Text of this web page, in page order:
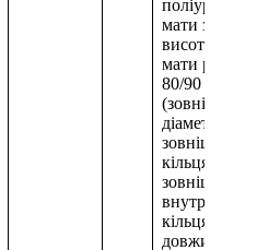
поліуретану
мати змінну
висоту.
мати розмір
80/90 – 150
(зовнішній
діаметр
зовнішнього
кільця 80мм,
зовнішній
кільця 90мм,
довжина